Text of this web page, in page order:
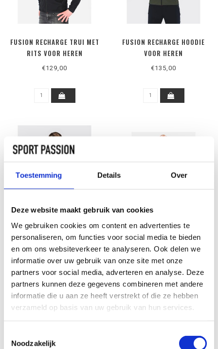
Toestemming Details Over
Deze website maakt gebruik van cookies
We gebruiken cookies om content en advertenties te
personaliseren, om functies voor social media te bieden
en om ons websiteverkeer te analyseren. Ook delen we
informatie over uw gebruik van onze site met onze
partners voor social media, adverteren en analyse. Deze
partners kunnen deze gegevens combineren met andere
informatie die u aan ze heeft verstrekt of die ze hebben
verzameld op basis van uw gebruik van hun services.
Noodzakelijk
FUSION RECHARGE TRUI MET
RITS VOOR HEREN
€129,00
FUSION RECHARGE HOODIE
VOOR HEREN
€135,00
FUSION C3 TRUI MET 1/2 RITS
FUSION RECHARGE HOODIE
VOOR HEREN